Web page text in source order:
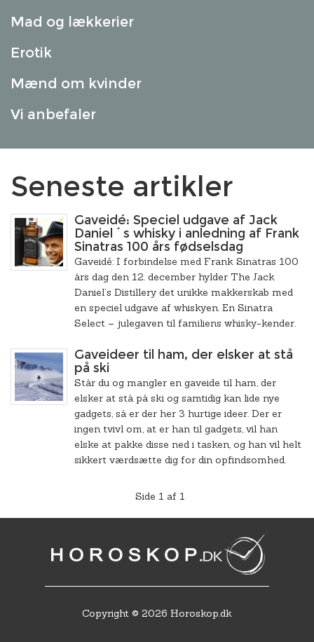
Mad og lækkerier
Erotik
Mænd om kvinder
Vi anbefaler
Seneste artikler
Gaveidé: Speciel udgave af Jack
Daniel´s whisky i anledning af Frank
Sinatras 100 års fødselsdag
Gaveidé: I forbindelse med Frank Sinatras 100
års dag den 12. december hylder The Jack
Daniel’s Distillery det unikke makkerskab med
en speciel udgave af whiskyen. En Sinatra
Select – julegaven til familiens whisky-kender.
Gaveideer til ham, der elsker at stå
på ski
Står du og mangler en gaveide til ham, der
elsker at stå på ski og samtidig kan lide nye
gadgets, så er der her 3 hurtige ideer. Der er
ingen tvivl om, at er han til gadgets, vil han
elske at pakke disse ned i tasken, og han vil helt
sikkert værdsætte dig for din opfindsomhed.
Side 1 af 1
Copyright © 2026 Horoskop.dk